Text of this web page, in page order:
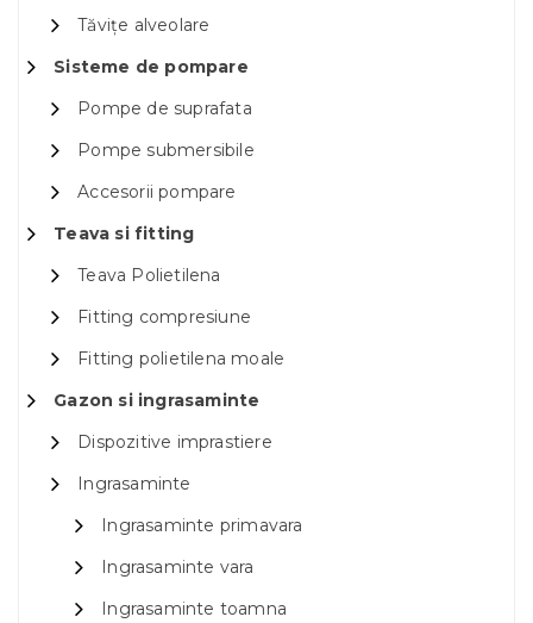
Tăvițe alveolare
Sisteme de pompare
Pompe de suprafata
Pompe submersibile
Accesorii pompare
Teava si fitting
Teava Polietilena
Fitting compresiune
Fitting polietilena moale
Gazon si ingrasaminte
Dispozitive imprastiere
Ingrasaminte
Ingrasaminte primavara
Ingrasaminte vara
Ingrasaminte toamna